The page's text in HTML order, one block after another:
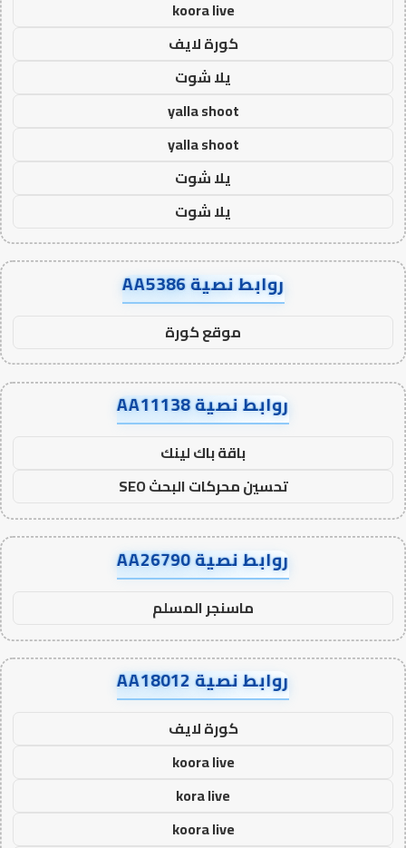
koora live
كورة لايف
يلا شوت
yalla shoot
yalla shoot
يلا شوت
يلا شوت
روابط نصية AA5386
موقع كورة
روابط نصية AA11138
باقة باك لينك
تحسين محركات البحث SEO
روابط نصية AA26790
ماسنجر المسلم
روابط نصية AA18012
كورة لايف
koora live
kora live
koora live